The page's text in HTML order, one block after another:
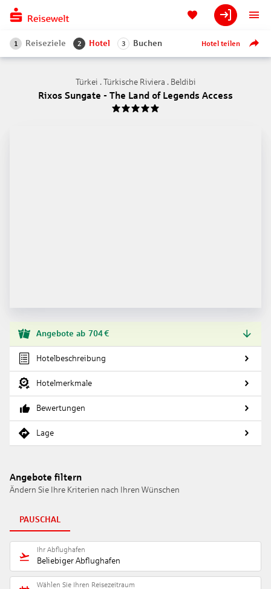
1 Reiseziele 2 Hotel 3 Buchen Hotel teilen
Türkei . Türkische Riviera . Beldibi
Rixos Sungate - The Land of Legends Access
5
Angebote ab 704€
Hotelbeschreibung
Hotelmerkmale
Bewertungen
Lage
Angebote filtern
Ändern Sie Ihre Kriterien nach Ihren Wünschen
PAUSCHAL
Ihr Abflughafen
Beliebiger Abflughafen
Wählen Sie Ihren Reisezeitraum